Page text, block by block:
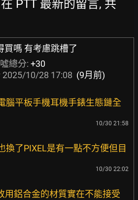
PTT 最新的留言, 共
買嗎 有考慮跳槽了
總分: +30
2025/10/28 17:08 (9月前)
腦平板手機耳機手錶生態鏈全
10/30 21:58
換了PIXEL是有一點不方便但目
10/30 22:02
用鋁合金的材質實在不能接受